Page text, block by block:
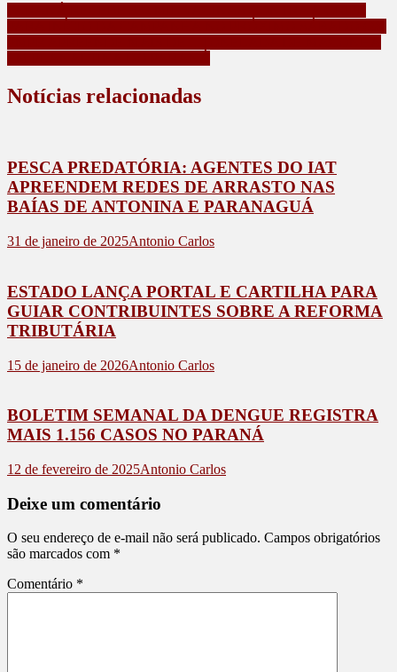
Navegação
de
Post
Notícias relacionadas
PESCA PREDATÓRIA: AGENTES DO IAT
APREENDEM REDES DE ARRASTO NAS
BAÍAS DE ANTONINA E PARANAGUÁ
31 de janeiro de 2025Antonio Carlos
ESTADO LANÇA PORTAL E CARTILHA PARA
GUIAR CONTRIBUINTES SOBRE A REFORMA
TRIBUTÁRIA
15 de janeiro de 2026Antonio Carlos
BOLETIM SEMANAL DA DENGUE REGISTRA
MAIS 1.156 CASOS NO PARANÁ
12 de fevereiro de 2025Antonio Carlos
Deixe um comentário
O seu endereço de e-mail não será publicado. Campos obrigatórios
são marcados com *
Comentário *